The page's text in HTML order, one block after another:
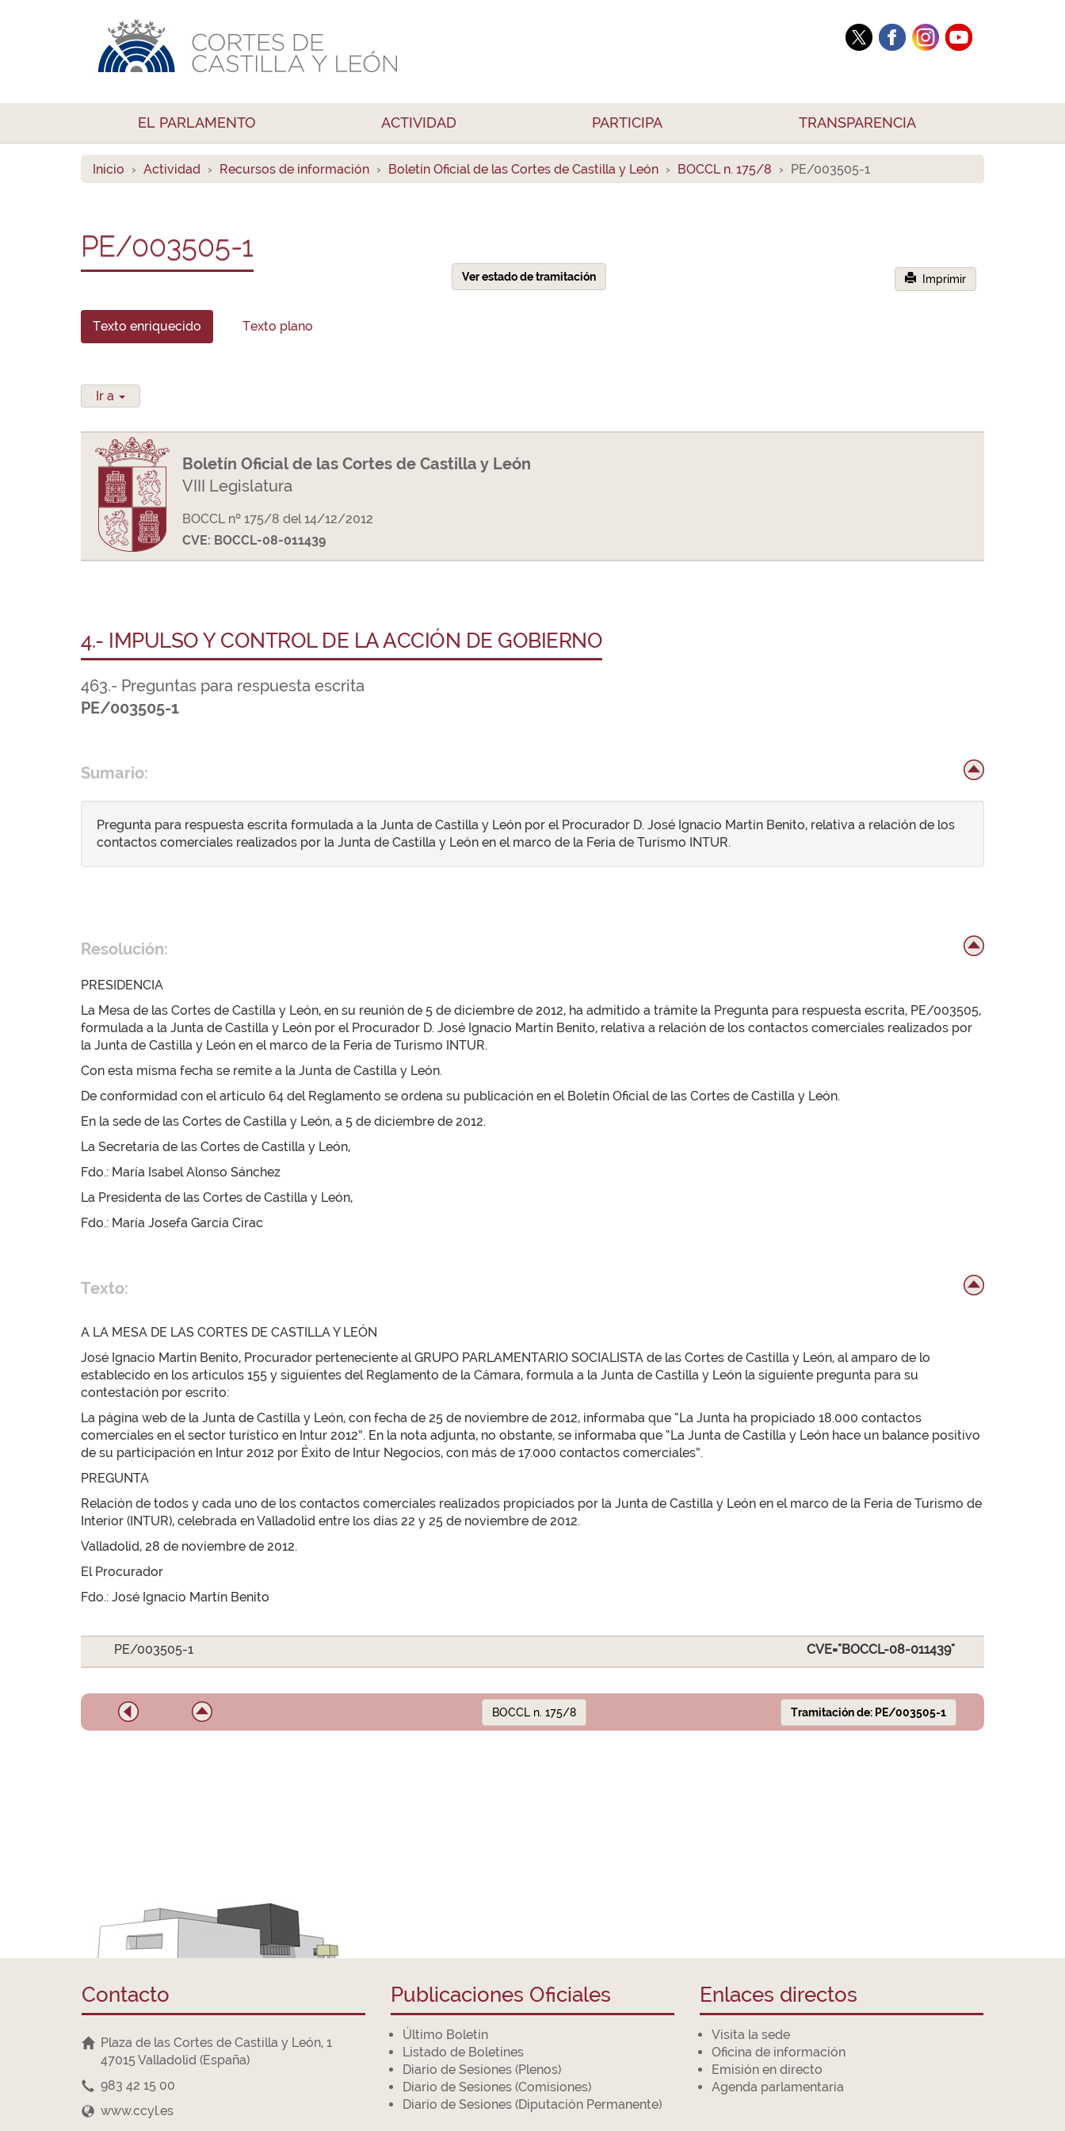
EL PARLAMENTO ACTIVIDAD PARTICIPA TRANSPARENCIA
Inicio Actividad Recursos de información Boletín Oficial de las Cortes de Castilla y León BOCCL n. 175/8 PE/003505-1
PE/003505-1
Ver estado de tramitación Imprimir
Texto enriquecido Texto plano
Ir a
Boletín Oficial de las Cortes de Castilla y León
VIII Legislatura
BOCCL nº 175/8 del 14/12/2012
CVE: BOCCL-08-011439
4.- IMPULSO Y CONTROL DE LA ACCIÓN DE GOBIERNO
463.- Preguntas para respuesta escrita
PE/003505-1
Sumario:
Pregunta para respuesta escrita formulada a la Junta de Castilla y León por el Procurador D. José Ignacio Martín Benito, relativa a relación de los
contactos comerciales realizados por la Junta de Castilla y León en el marco de la Feria de Turismo INTUR.
Resolución:
PRESIDENCIA
La Mesa de las Cortes de Castilla y León, en su reunión de 5 de diciembre de 2012, ha admitido a trámite la Pregunta para respuesta escrita, PE/003505,
formulada a la Junta de Castilla y León por el Procurador D. José Ignacio Martín Benito, relativa a relación de los contactos comerciales realizados por
la Junta de Castilla y León en el marco de la Feria de Turismo INTUR.
Con esta misma fecha se remite a la Junta de Castilla y León.
De conformidad con el artículo 64 del Reglamento se ordena su publicación en el Boletín Oficial de las Cortes de Castilla y León.
En la sede de las Cortes de Castilla y León, a 5 de diciembre de 2012.
La Secretaria de las Cortes de Castilla y León,
Fdo.: María Isabel Alonso Sánchez
La Presidenta de las Cortes de Castilla y León,
Fdo.: María Josefa García Cirac
Texto:
A LA MESA DE LAS CORTES DE CASTILLA Y LEÓN
José Ignacio Martín Benito, Procurador perteneciente al GRUPO PARLAMENTARIO SOCIALISTA de las Cortes de Castilla y León, al amparo de lo
establecido en los artículos 155 y siguientes del Reglamento de la Cámara, formula a la Junta de Castilla y León la siguiente pregunta para su
contestación por escrito:
La página web de la Junta de Castilla y León, con fecha de 25 de noviembre de 2012, informaba que “La Junta ha propiciado 18.000 contactos
comerciales en el sector turístico en Intur 2012”. En la nota adjunta, no obstante, se informaba que “La Junta de Castilla y León hace un balance positivo
de su participación en Intur 2012 por Éxito de Intur Negocios, con más de 17.000 contactos comerciales”.
PREGUNTA
Relación de todos y cada uno de los contactos comerciales realizados propiciados por la Junta de Castilla y León en el marco de la Feria de Turismo de
Interior (INTUR), celebrada en Valladolid entre los días 22 y 25 de noviembre de 2012.
Valladolid, 28 de noviembre de 2012.
El Procurador
Fdo.: José Ignacio Martín Benito
PE/003505-1 CVE="BOCCL-08-011439"
BOCCL n. 175/8 Tramitación de: PE/003505-1
Contacto
Plaza de las Cortes de Castilla y León, 1
47015 Valladolid (España)
983 42 15 00
www.ccyl.es
Publicaciones Oficiales
Último Boletín
Listado de Boletines
Diario de Sesiones (Plenos)
Diario de Sesiones (Comisiones)
Diario de Sesiones (Diputación Permanente)
Enlaces directos
Visita la sede
Oficina de información
Emisión en directo
Agenda parlamentaria